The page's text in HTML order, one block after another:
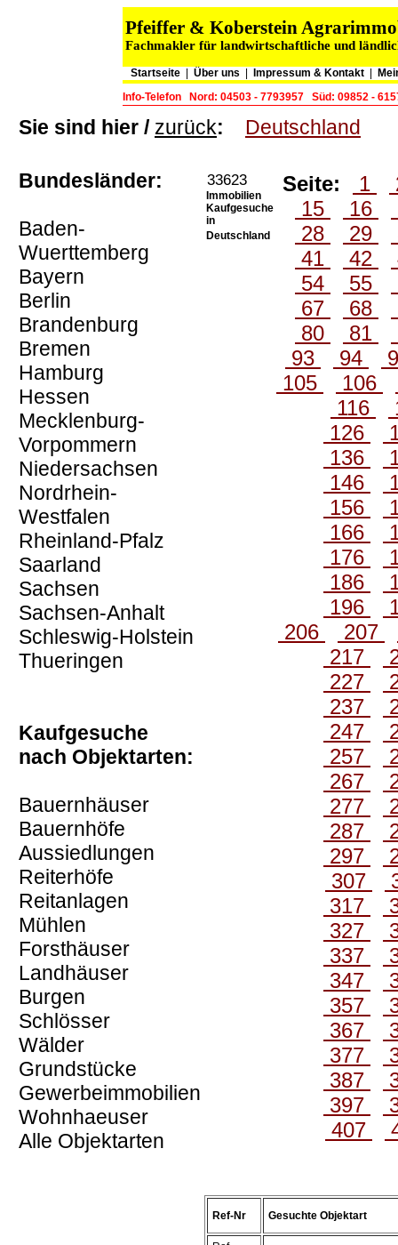
Pfeiffer & Koberstein
Fachmakler für landwirtschaftliche und
Startseite Über uns Impressum & Kontakt
Info-Telefon
Nord: 04503 - 7793957 Süd: 09852 -
Sie sind hier / zurück: Deutschland
Bundesländer:
Baden-
Wuerttemberg
Bayern
Berlin
Brandenburg
Bremen
Hamburg
Hessen
Mecklenburg-
Vorpommern
Niedersachsen
Nordrhein-
Westfalen
Rheinland-Pfalz
Saarland
Sachsen
Sachsen-Anhalt
Schleswig-Holstein
Thueringen
Kaufgesuche
nach Objektarten:
Bauernhäuser
Bauernhöfe
Aussiedlungen
Reiterhöfe
Reitanlagen
Mühlen
Forsthäuser
Landhäuser
Burgen
Schlösser
Wälder
Grundstücke
Gewerbeimmobilien
Wohnhaeuser
Alle Objektarten
33623
Immobilien
Kaufgesuche
in
Deutschland
Seite: 1
15
16
28
29
41
42
54
55
67
68
80
81
93
94
105
106
116
126
136
146
156
166
176
186
196
206
207
217
227
237
247
257
267
277
287
297
307
317
327
337
347
357
367
377
387
397
407
Ref-Nr Gesuchte Objektart